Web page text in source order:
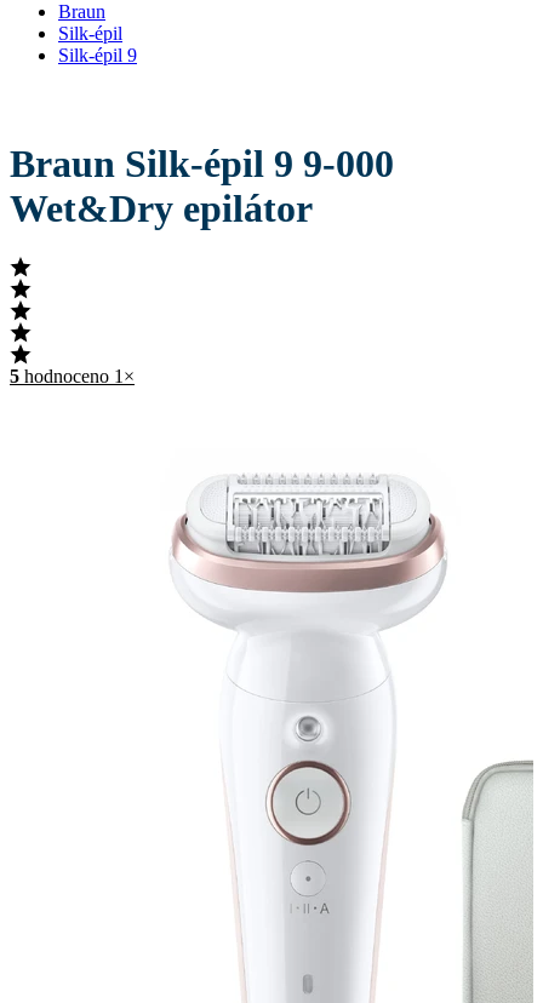
Braun
Silk-épil
Silk-épil 9
Braun Silk-épil 9 9-000
Wet&Dry epilátor
5 hodnoceno 1×